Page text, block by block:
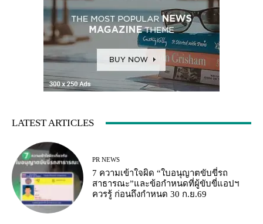
LATEST ARTICLES
PR NEWS
7 ความเข้าใจผิด “ใบอนุญาตขับขี่รถ
สาธารณะ”และข้อกำหนดที่ผู้ขับขี่แอปฯ
ควรรู้ ก่อนถึงกำหนด 30 ก.ย.69